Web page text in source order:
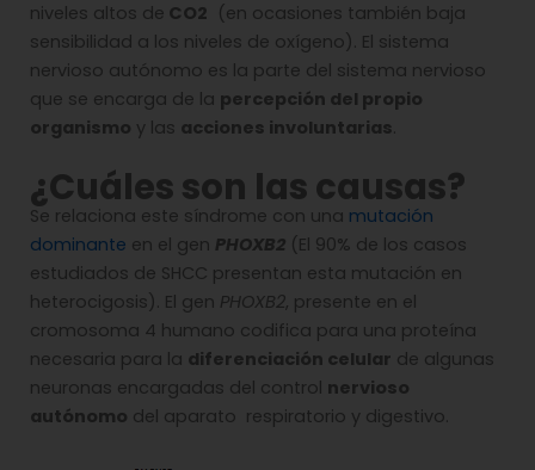
niveles altos de CO2 (en ocasiones también baja
sensibilidad a los niveles de oxígeno). El sistema
nervioso autónomo es la parte del sistema nervioso
que se encarga de la percepción del propio
organismo y las acciones involuntarias.
¿Cuáles son las causas?
Se relaciona este síndrome con una mutación
dominante en el gen PHOXB2 (El 90% de los casos
estudiados de SHCC presentan esta mutación en
heterocigosis). El gen PHOXB2, presente en el
cromosoma 4 humano codifica para una proteína
necesaria para la diferenciación celular de algunas
neuronas encargadas del control nervioso
autónomo del aparato respiratorio y digestivo.